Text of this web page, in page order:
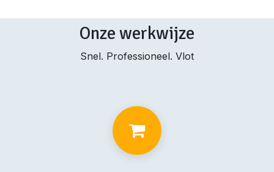
Onze werkwijze
Snel. Professioneel. Vlot